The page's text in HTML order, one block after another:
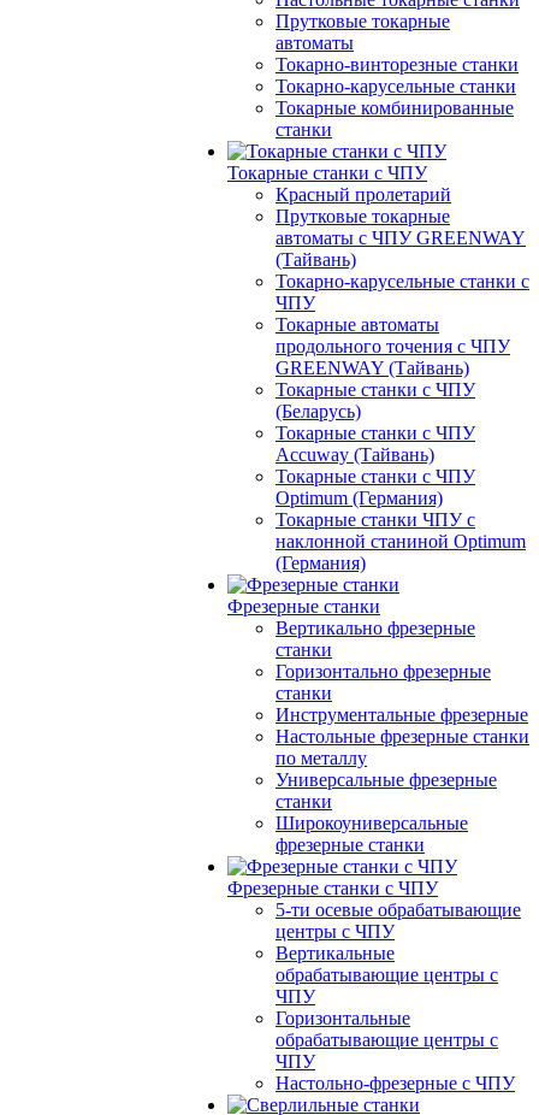
Прутковые токарные
автоматы
Токарно-винторезные станки
Токарно-карусельные станки
Токарные комбинированные
станки
Токарные станки с ЧПУ
Красный пролетарий
Прутковые токарные
автоматы с ЧПУ GREENWAY
(Тайвань)
Токарно-карусельные станки с
ЧПУ
Токарные автоматы
продольного точения с ЧПУ
GREENWAY (Тайвань)
Токарные станки с ЧПУ
(Беларусь)
Токарные станки с ЧПУ
Accuway (Тайвань)
Токарные станки с ЧПУ
Optimum (Германия)
Токарные станки ЧПУ с
наклонной станиной Optimum
(Германия)
Фрезерные станки
Вертикально фрезерные
станки
Горизонтально фрезерные
станки
Инструментальные фрезерные
Настольные фрезерные станки
по металлу
Универсальные фрезерные
станки
Широкоуниверсальные
фрезерные станки
Фрезерные станки с ЧПУ
5-ти осевые обрабатывающие
центры с ЧПУ
Вертикальные
обрабатывающие центры с
ЧПУ
Горизонтальные
обрабатывающие центры с
ЧПУ
Настольно-фрезерные с ЧПУ